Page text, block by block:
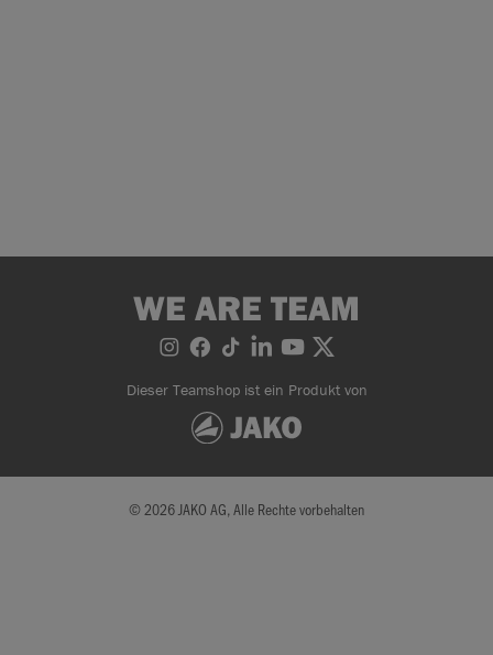
WE ARE TEAM
Dieser Teamshop ist ein Produkt von
© 2026 JAKO AG, Alle Rechte vorbehalten